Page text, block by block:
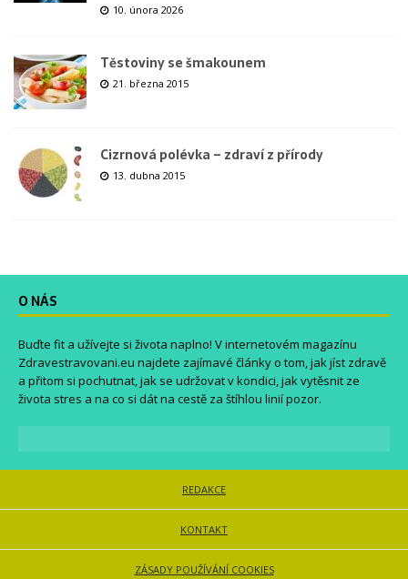
10. února 2026
Těstoviny se šmakounem
21. března 2015
Cizrnová polévka – zdraví z přírody
13. dubna 2015
O NÁS
Buďte fit a užívejte si života naplno! V internetovém magazínu
Zdravestravovani.eu najdete zajímavé články o tom, jak jíst zdravě
a přitom si pochutnat, jak se udržovat v kondici, jak vytěsnit ze
života stres a na co si dát na cestě za štíhlou linií pozor.
REDAKCE
KONTAKT
ZÁSADY POUŽÍVÁNÍ COOKIES